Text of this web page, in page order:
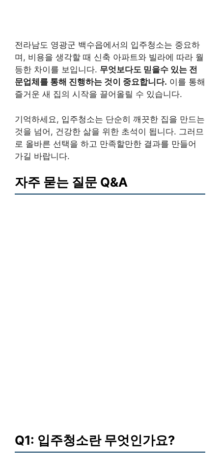
전라남도 영광군 백수읍에서의 입주청소는 중요하
며, 비용을 생각할 때 신축 아파트와 빌라에 따라 월
등한 차이를 보입니다. 무엇보다도 믿을수 있는 전
문업체를 통해 진행하는 것이 중요합니다. 이를 통해
즐거운 새 집의 시작을 끌어올릴 수 있습니다.
기억하세요, 입주청소는 단순히 깨끗한 집을 만드는
것을 넘어, 건강한 삶을 위한 초석이 됩니다. 그러므
로 올바른 선택을 하고 만족할만한 결과를 만들어
가길 바랍니다.
자주 묻는 질문 Q&A
Q1: 입주청소란 무엇인가요?